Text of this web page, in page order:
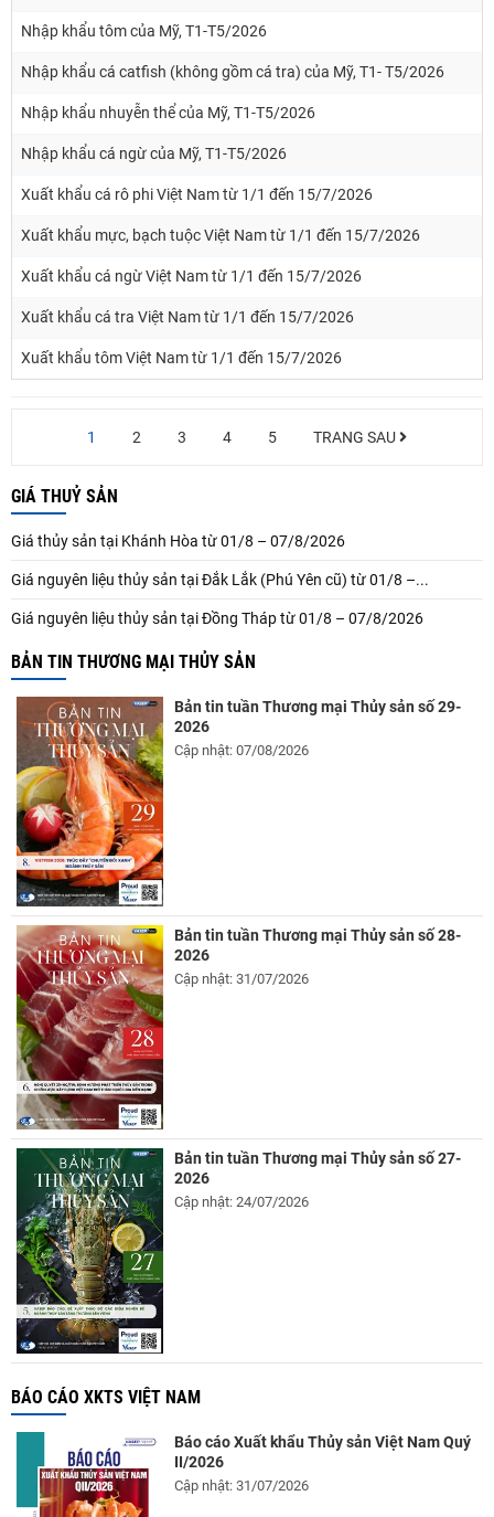
Nhập khẩu tôm của Mỹ, T1-T5/2026
Nhập khẩu cá catfish (không gồm cá tra) của Mỹ, T1- T5/2026
Nhập khẩu nhuyễn thể của Mỹ, T1-T5/2026
Nhập khẩu cá ngừ của Mỹ, T1-T5/2026
Xuất khẩu cá rô phi Việt Nam từ 1/1 đến 15/7/2026
Xuất khẩu mực, bạch tuộc Việt Nam từ 1/1 đến 15/7/2026
Xuất khẩu cá ngừ Việt Nam từ 1/1 đến 15/7/2026
Xuất khẩu cá tra Việt Nam từ 1/1 đến 15/7/2026
Xuất khẩu tôm Việt Nam từ 1/1 đến 15/7/2026
1 2 3 4 5 TRANG SAU
GIÁ THUỶ SẢN
Giá thủy sản tại Khánh Hòa từ 01/8 – 07/8/2026
Giá nguyên liệu thủy sản tại Đắk Lắk (Phú Yên cũ) từ 01/8 –...
Giá nguyên liệu thủy sản tại Đồng Tháp từ 01/8 – 07/8/2026
BẢN TIN THƯƠNG MẠI THỦY SẢN
Bản tin tuần Thương mại Thủy sản số 29-
2026
Cập nhật: 07/08/2026
Bản tin tuần Thương mại Thủy sản số 28-
2026
Cập nhật: 31/07/2026
Bản tin tuần Thương mại Thủy sản số 27-
2026
Cập nhật: 24/07/2026
BÁO CÁO XKTS VIỆT NAM
Báo cáo Xuất khẩu Thủy sản Việt Nam Quý
II/2026
Cập nhật: 31/07/2026